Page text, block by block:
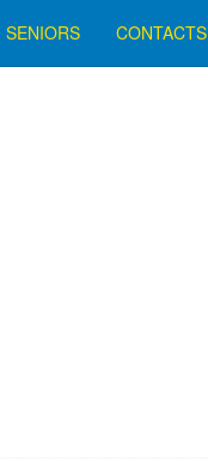
SENIORS CONTACTS